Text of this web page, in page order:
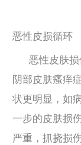
恶性皮损循环
恶性皮肤损
阴部皮肤瘙痒
状更明显，如
一步的皮肤损
严重，抓挠损